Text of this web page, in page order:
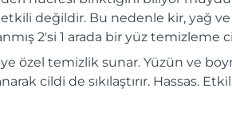
değildir. Bu nedenle kir, yağ ve
2'si 1 arada bir yüz temizleme
özel temizlik sunar. Yüzün ve
cildi de sıkılaştırır. Hassas.